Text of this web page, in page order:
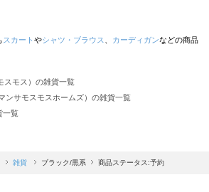
スカート やシャツ・ブラウス カーディガンなどの商品
スモス）の雑貨一覧
ンサモスモスホームズ）の雑貨一覧
一覧
（ツハルバイサマンサモスモス）の雑貨一覧
モスモス ブルー）の雑貨一覧
雑貨 ブラック/黒系 商品ステータス:予約